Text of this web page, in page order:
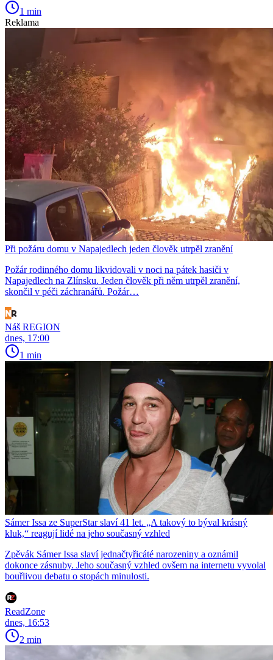
1 min
Reklama
Při požáru domu v Napajedlech jeden člověk utrpěl zranění
Požár rodinného domu likvidovali v noci na pátek hasiči v
Napajedlech na Zlínsku. Jeden člověk při něm utrpěl zranění,
skončil v péči záchranářů. Požár…
Náš REGION
dnes, 17:00
1 min
Sámer Issa ze SuperStar slaví 41 let. „A takový to býval krásný
kluk,“ reagují lidé na jeho současný vzhled
Zpěvák Sámer Issa slaví jednačtyřicáté narozeniny a oznámil
dokonce zásnuby. Jeho současný vzhled ovšem na internetu vyvolal
bouřlivou debatu o stopách minulosti.
ReadZone
dnes, 16:53
2 min